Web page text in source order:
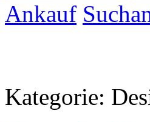
Ankauf
Kategorie: